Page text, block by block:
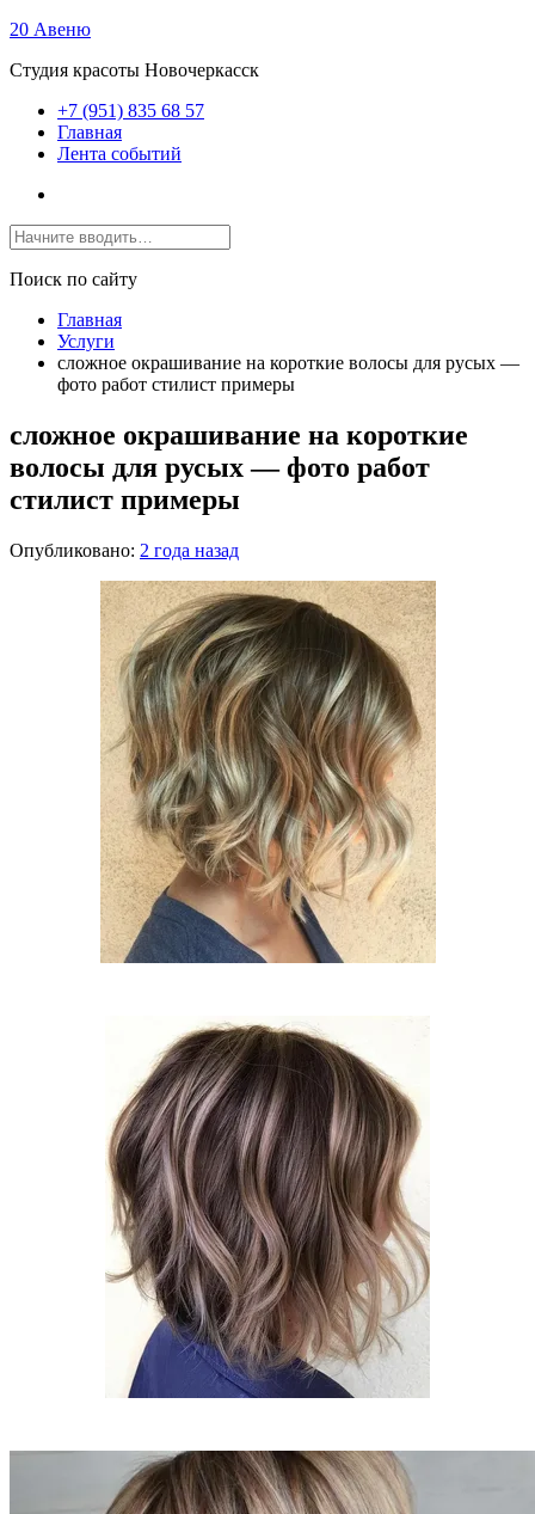
20 Авеню
Студия красоты Новочеркасск
+7 (951) 835 68 57
Главная
Лента событий
Поиск по сайту
Главная
Услуги
сложное окрашивание на короткие волосы для русых —
фото работ стилист примеры
сложное окрашивание на короткие
волосы для русых — фото работ
стилист примеры
Опубликовано: 2 года назад